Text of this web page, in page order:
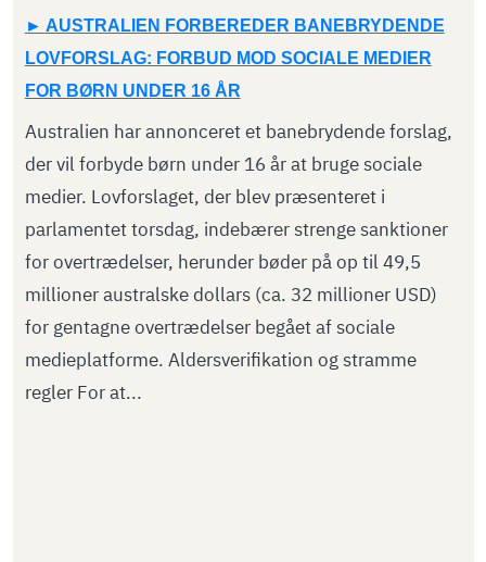
AUSTRALIEN FORBEREDER BANEBRYDENDE
LOVFORSLAG: FORBUD MOD SOCIALE MEDIER
FOR BØRN UNDER 16 ÅR
Australien har annonceret et banebrydende forslag,
der vil forbyde børn under 16 år at bruge sociale
medier. Lovforslaget, der blev præsenteret i
parlamentet torsdag, indebærer strenge sanktioner
for overtrædelser, herunder bøder på op til 49,5
millioner australske dollars (ca. 32 millioner USD)
for gentagne overtrædelser begået af sociale
medieplatforme. Aldersverifikation og stramme
regler For at...